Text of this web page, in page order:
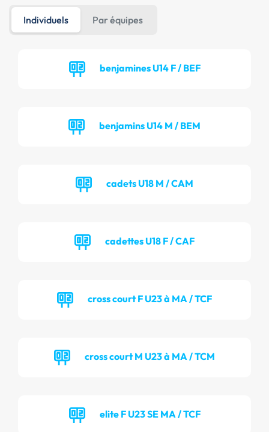
Individuels Par équipes
benjamines U14 F / BEF
benjamins U14 M / BEM
cadets U18 M / CAM
cadettes U18 F / CAF
cross court F U23 à MA / TCF
cross court M U23 à MA / TCM
elite F U23 SE MA / TCF